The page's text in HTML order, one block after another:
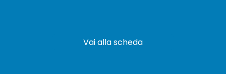
Vai alla scheda